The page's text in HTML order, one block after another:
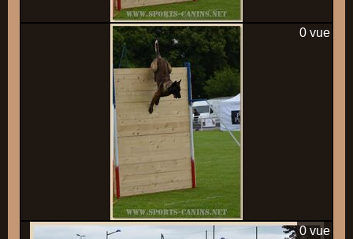
0 vue
0 vue